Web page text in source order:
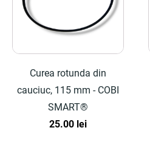
Curea rotunda din
cauciuc, 115 mm - COBI
SMART®
25.00 lei